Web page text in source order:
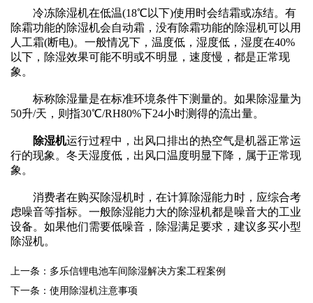
冷冻除湿机在低温(18℃以下)使用时会结霜或冻结。有
除霜功能的除湿机会自动霜，没有除霜功能的除湿机可以用
人工霜(断电)。一般情况下，温度低，湿度低，湿度在40%
以下，除湿效果可能不明或不明显，速度慢，都是正常现
象。
标称除湿量是在标准环境条件下测量的。如果除湿量为
50升/天，则指30℃/RH80%下24小时测得的流出量。
除湿机运行过程中，出风口排出的热空气是机器正常运
行的现象。冬天湿度低，出风口温度明显下降，属于正常现
象。
消费者在购买除湿机时，在计算除湿能力时，应综合考
虑噪音等指标。一般除湿能力大的除湿机都是噪音大的工业
设备。如果他们需要低噪音，除湿满足要求，建议多买小型
除湿机。
上一条：多乐信锂电池车间除湿解决方案工程案例
下一条：使用除湿机注意事项